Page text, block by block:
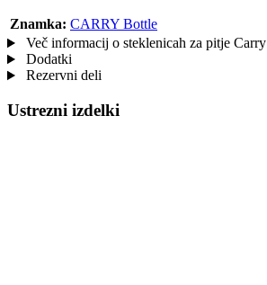
Znamka: CARRY Bottle
Več informacij o steklenicah za pitje Carry
Dodatki
Rezervni deli
Ustrezni izdelki